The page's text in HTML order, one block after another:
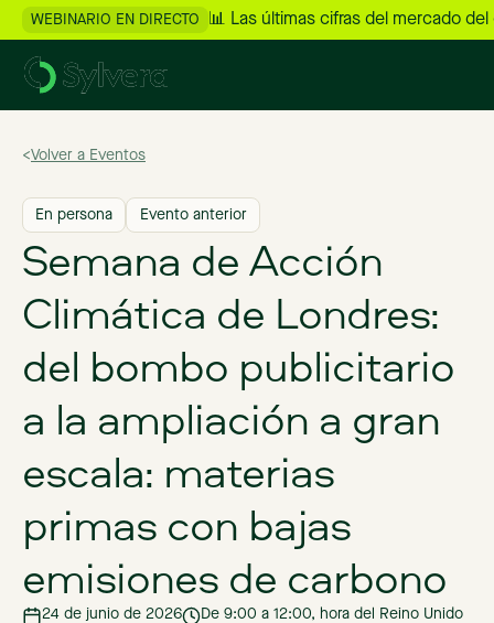
WEBINARIO EN DIRECTO 📊 Las últimas cifras del mercado
>Volver a Eventos
En persona Evento anterior
Semana de Acción
Climática de Londres:
del bombo publicitario
a la ampliación a gran
escala: materias
primas con bajas
emisiones de carbono
24 de junio de 2026
De 9:00 a 12:00, hora del Reino Unido